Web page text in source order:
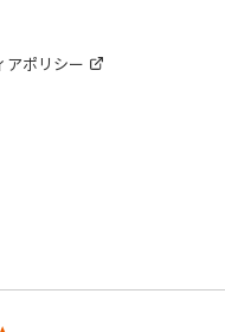
アポリシー